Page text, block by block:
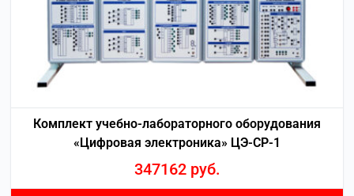
Комплект учебно-лабораторного оборудования
«Цифровая электроника» ЦЭ-СР-1
347162 руб.